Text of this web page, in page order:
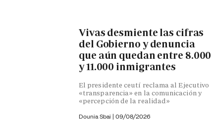
Vivas desmiente las cifras
del Gobierno y denuncia
que aún quedan entre 8.000
y 11.000 inmigrantes
El presidente ceutí reclama al Ejecutivo
«transparencia» en la comunicación y
«percepción de la realidad»
Dounia Sbai | 09/08/2026